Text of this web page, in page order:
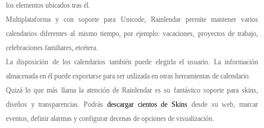
los elementos ubicados tras él.
Multiplataforma y con soporte para Unicode, Rainlendar permite mantener varios
calendarios diferentes al mismo tiempo, por ejemplo: vacaciones, proyectos de trabajo,
celebraciones familiares, etcétera.
La disposición de los calendarios también puede elegirla el usuario. La información
almacenada en él puede exportarse para ser utilizada en otras herramientas de calendario.
Quizá lo que más llama la atención de Rainlendar es su fantástico soporte para skins,
diseños y transparencias. Podrás descargar cientos de Skins desde su web, marcar
eventos, definir alarmas y configurar decenas de opciones de visualización.